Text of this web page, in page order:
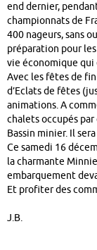
end dernier,
championnats de
400 nageurs, sans
préparation pour
vie économique qui
Avec les fêtes de
d’Eclats de fêtes
animations. A
chalets occupés
Bassin minier. Il
Ce samedi 16
la charmante
embarquement
Et profiter des
J.B.